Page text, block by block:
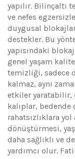
yapılır. Bilinçaltı
ve nefes
duygusal
destekler. Bu
yapısındaki
genel yaşam
temizliği, sadece
kalmaz, aynı
etkiler yaratabilir,
kalıplar,
rahatsızlıklara
dönüştürmesi,
daha sağlıklı ve
yardımcı olur.